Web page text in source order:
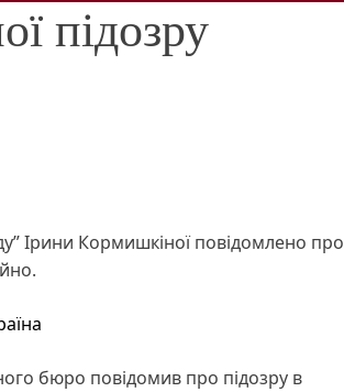
підозру
Ірини Кормишкіної повідомлено про
бюро повідомив про підозру в